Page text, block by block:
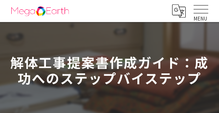
解体工事提案書作成ガイド：成
功へのステップバイステップ